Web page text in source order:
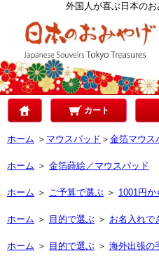
外国人が喜ぶ日本の
カート
ホーム ＞ マウスパッド ＞ 金箔マウス
ホーム ＞ 金箔蒔絵／マウスパッド
ホーム ＞ ご予算で選ぶ ＞ 1001円
ホーム ＞ 目的で選ぶ ＞ お名入れで
ホーム ＞ 目的で選ぶ ＞ 海外出張の